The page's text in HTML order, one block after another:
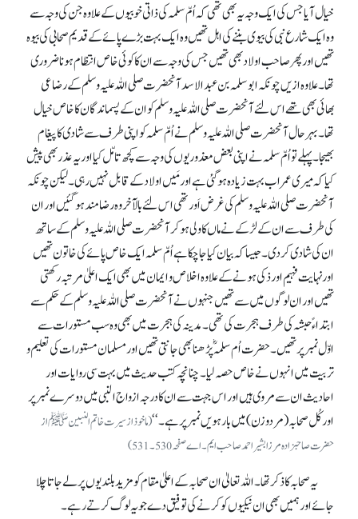
خیال آیا جس کی ایک وجہ یہ بھی تھی کہ اُمّ سلمہ کی ذاتی خوبیوں کے علاوہ جن کی وجہ سے
وہ ایک شارع نبی کی بیوی بننے کی اہل تھیں وہ ایک بہت بڑے پائے کے قدیم صحابی کی بیوہ
تھیں اور پھر صاحب اولاد بھی تھیں جس کی وجہ سے ان کا کوئی خاص انتظام ہونا ضروری
تھا۔ علاوہ ازیں چونکہ ابوسلمہ بن عبدالاسد آنحضرت صلی اللہ علیہ وسلم کے رضاعی
بھائی بھی تھے اس لئے آنحضرت صلی اللہ علیہ وسلم کو ان کے پسماندگان کا خاص خیال
تھا۔ بہرحال آنحضرت صلی اللہ علیہ وسلم نے اُمّ سلمہ کو اپنی طرف سے شادی کا پیغام
بھیجا۔ پہلے تواُمّ سلمہ نے اپنی بعض معذوریوں کی وجہ سے کچھ تامّل کیا اور یہ عذر بھی پیش
کیا کہ میری عمر اب بہت زیادہ ہو گئی ہے اور مَیں اولاد کے قابل نہیں رہی۔ لیکن چونکہ
آنحضرت صلی اللہ علیہ وسلم کی غرض اَور تھی اس لئے بالآخر وہ رضا مند ہو گئیں اور ان
کی طرف سے ان کے لڑکے نے ماں کا ولی ہو کر آنحضرت صلی اللہ علیہ وسلم کے ساتھ
ان کی شادی کر دی۔ جیساکہ بیان کیا جا چکا ہے اُمّ سلمہ ایک خاص پائے کی خاتون تھیں
اور نہایت فہیم اور ذکی ہونے کے علاوہ اخلاص و ایمان میں بھی ایک اعلیٰ مرتبہ رکھتی
تھیں اور ان لوگوں میں سے تھیں جنہوں نے آنحضرت صلی اللہ علیہ وسلم کے حکم سے
ابتداء ً حبشہ کی طرف ہجرت کی تھی۔ مدینہ کی ہجرت میں بھی وہ سب مستورات سے
اوّل نمبر پر تھیں۔ حضرت اُم سلمہؓ پڑھنا بھی جانتی تھیں اور مسلمان مستورات کی تعلیم و
تربیت میں انہوں نے خاص حصہ لیا۔ چنانچہ کتب حدیث میں بہت سی روایات اور
احادیث ان سے مروی ہیں اور اس جہت سے ان کا درجہ ازواج النبی میں دوسرے نمبر پر
اور کُل صحابہ (مردو زن) میں بارہویں نمبر پر ہے۔‘‘(ماخوذ از سیرت خاتم النبینﷺ از
حضرت صاحبزادہ مرزا بشیر احمد صاحب ایم۔ اے صفحہ530۔ 531)
یہ صحابہ کا ذکر تھا۔ اللہ تعالیٰ ان صحابہ کے اعلیٰ مقام کو مزید بلندیوں پر لے جاتا چلا
جائے اور ہمیں بھی ان نیکیوں کو کرنے کی توفیق دے جو یہ لوگ کرتے رہے۔